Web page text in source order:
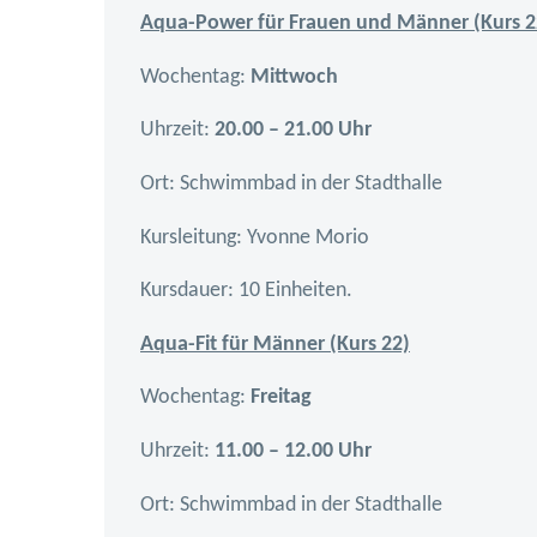
Aqua-Power für Frauen und Männer (Kurs
Wochentag: Mittwoch
Uhrzeit: 20.00 – 21.00 Uhr
Ort: Schwimmbad in der Stadthalle
Kursleitung: Yvonne Morio
Kursdauer: 10 Einheiten.
Aqua-Fit für Männer (Kurs 22)
Wochentag: Freitag
Uhrzeit: 11.00 – 12.00 Uhr
Ort: Schwimmbad in der Stadthalle